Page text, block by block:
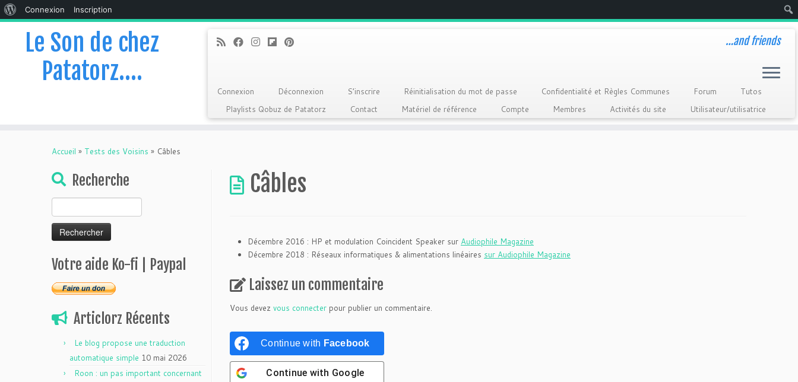
WordPress
Connexion
Inscription
Le Son de chez
Patatorz….
…and friends
Connexion Déconnexion S’inscrire Réinitialisation du mot de passe Confidentialité et Règles Communes Forum
Tutos
Playlists Qobuz de Patatorz
Contact Matériel de référence Compte Membres Activités du site Utilisateur/utilisatrice
Accueil » Tests des Voisins » Câbles
Recherche
Votre aide Ko-fi | Paypal
Articlorz Récents
Le blog propose une traduction
automatique simple 10 mai 2026
Roon : un pas important concernant
Câbles
Décembre 2016 : HP et modulation Coincident Speaker sur Audiophile Magazine
Décembre 2018 : Réseaux informatiques & alimentations linéaires sur Audiophile Magazine
Laissez un commentaire
Vous devez vous connecter pour publier un commentaire.
Continue with Facebook
Continue with Google